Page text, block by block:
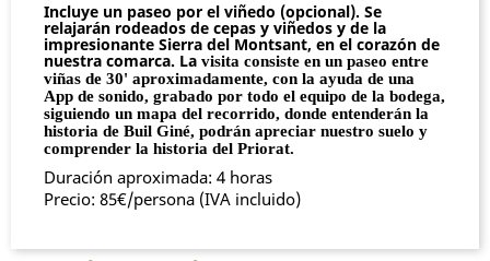
Incluye un paseo por el viñedo (opcional). Se
relajarán rodeados de cepas y viñedos y de la
impresionante Sierra del Montsant, en el corazón de
nuestra comarca. La visita consiste en un paseo entre
viñas de 30' aproximadamente, con la ayuda de una
App de sonido, grabado por todo el equipo de la bodega,
siguiendo un mapa del recorrido, donde entenderán la
historia de Buil Giné, podrán apreciar nuestro suelo y
comprender la historia del Priorat.
Duración aproximada: 4 horas
Precio: 85€/persona (IVA incluido)